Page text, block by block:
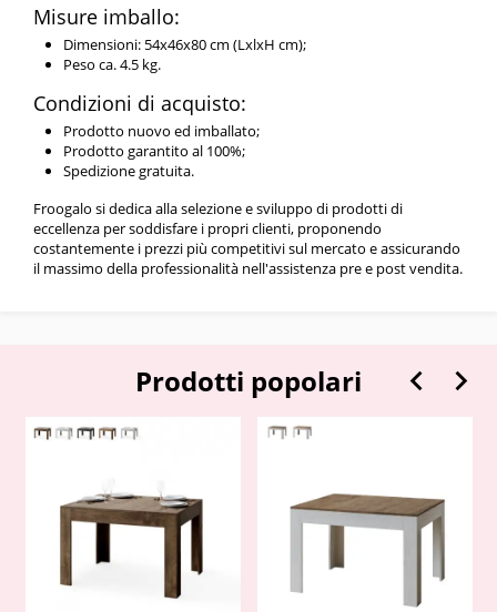
Misure imballo:
Dimensioni: 54x46x80 cm (LxlxH cm);
Peso ca. 4.5 kg.
Condizioni di acquisto:
Prodotto nuovo ed imballato;
Prodotto garantito al 100%;
Spedizione gratuita.
Froogalo si dedica alla selezione e sviluppo di prodotti di
eccellenza per soddisfare i propri clienti, proponendo
costantemente i prezzi più competitivi sul mercato e assicurando
il massimo della professionalità nell'assistenza pre e post vendita.
Prodotti popolari  